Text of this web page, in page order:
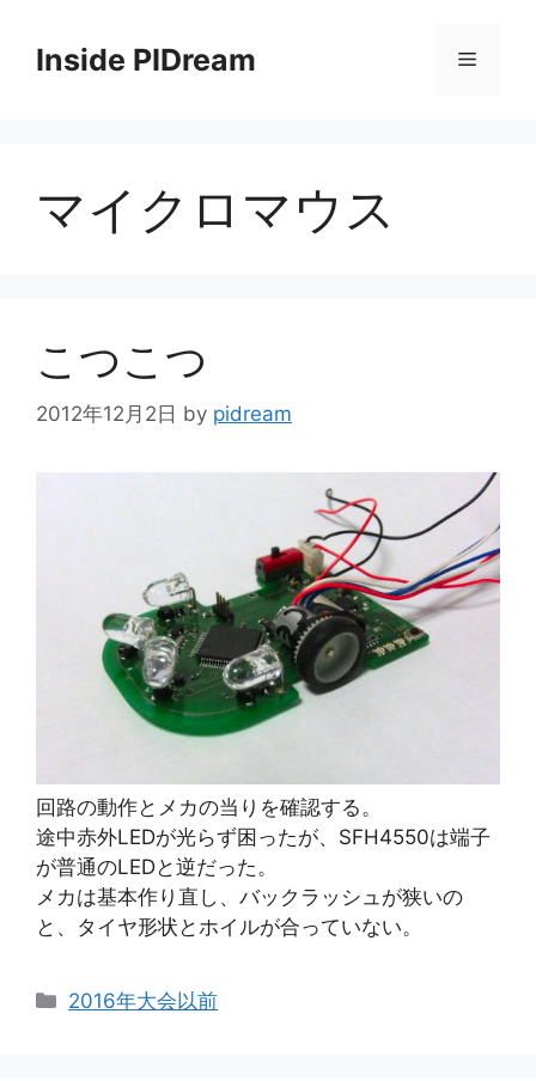
Inside PIDream メ
マイクロマウス
こつこつ
2012年12月2日 by pidream
回路の動作とメカの当りを確認する。
途中赤外LEDが光らず困ったが、SFH4550は端子
が普通のLEDと逆だった。
メカは基本作り直し、バックラッシュが狭いの
と、タイヤ形状とホイルが合っていない。
カ
2016年大会以前